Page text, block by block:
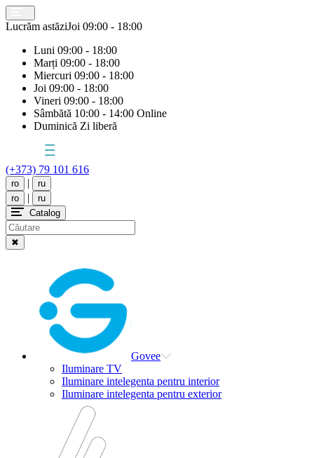
Lucrăm astăziJoi 09:00 - 18:00
Luni 09:00 - 18:00
Marți 09:00 - 18:00
Miercuri 09:00 - 18:00
Joi 09:00 - 18:00
Vineri 09:00 - 18:00
Sâmbătă 10:00 - 14:00 Online
Duminică Zi liberă
(+373) 79 101 616
ro |
ru
ro
|
ru
Catalog
✖
Govee
Iluminare TV
Iluminare intelegenta pentru interior
Iluminare intelegenta pentru exterior